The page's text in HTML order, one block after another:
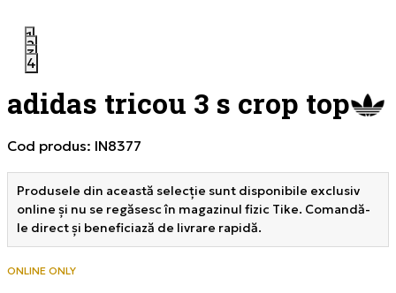
1
2
3
4
adidas tricou 3 s crop top
Cod produs: IN8377
Produsele din această selecție sunt disponibile exclusiv
online și nu se regăsesc în magazinul fizic Tike. Comandă-
le direct și beneficiază de livrare rapidă.
ONLINE ONLY